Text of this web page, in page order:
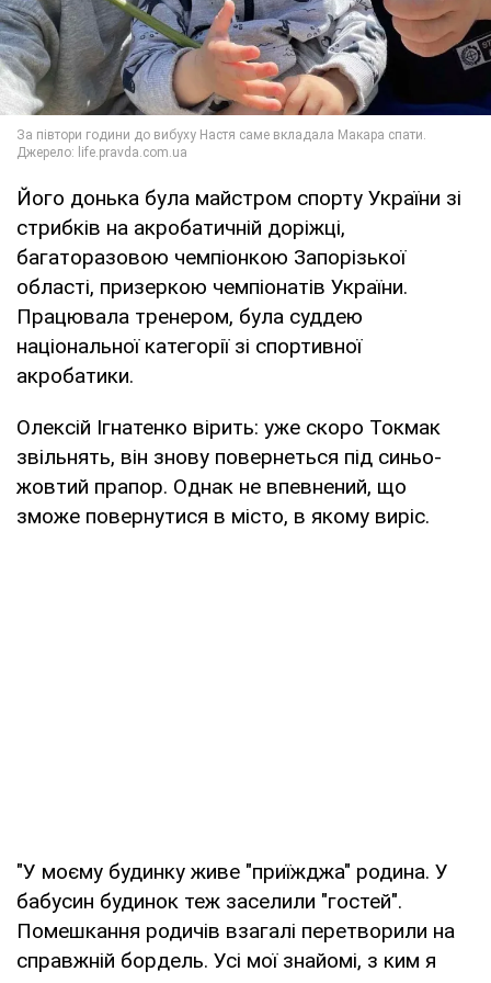
Його донька була майстром спорту України зі
стрибків на акробатичній доріжці,
багаторазовою чемпіонкою Запорізької
області, призеркою чемпіонатів України.
Працювала тренером, була суддею
національної категорії зі спортивної
акробатики.
Олексій Ігнатенко вірить: уже скоро Токмак
звільнять, він знову повернеться під синьо-
жовтий прапор. Однак не впевнений, що
зможе повернутися в місто, в якому виріс.
"У моєму будинку живе "приїжджа" родина. У
бабусин будинок теж заселили "гостей".
Помешкання родичів взагалі перетворили на
справжній бордель. Усі мої знайомі, з ким я